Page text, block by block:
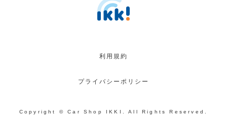
利用規約
プライバシーポリシー
Copyright © Car Shop IKKI. All Rights Reserved.